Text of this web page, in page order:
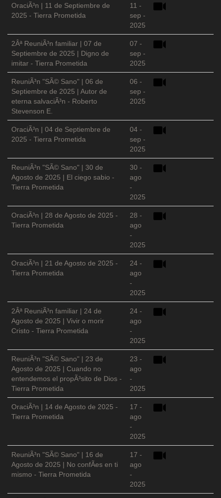
OraciÃ³n | 11 de Septiembre de
2025 - Tierra Prometida
11 -
sep -
2025
2Âª ReuniÃ³n familiar | 07 de
Septiembre de 2025 | Digno de
imitar - Tierra Prometida
07 -
sep -
2025
ReuniÃ³n "SÃ© Sano" | 06 de
Septiembre de 2025 | Autor de
eterna salvaciÃ³n - Roberto
Stevenson E.
06 -
sep -
2025
OraciÃ³n | 04 de Septiembre de
2025 - Tierra Prometida
04 -
sep -
2025
ReuniÃ³n "SÃ© Sano" | 30 de
Agosto de 2025 | El ciego sabio -
Tierra Prometida
30 -
ago
-
2025
OraciÃ³n | 28 de Agosto de 2025 -
Tierra Prometida
28 -
ago
-
2025
OraciÃ³n | 21 de Agosto de 2025 -
Tierra Prometida
24 -
ago
-
2025
2Âª ReuniÃ³n familiar | 24 de
Agosto de 2025 | Vivir o morir
Cristo - Tierra Prometida
24 -
ago
-
2025
ReuniÃ³n "SÃ© Sano" | 23 de
Agosto de 2025 | Cuando no
entendemos el propÃ³sito de Dios -
Tierra Prometida
23 -
ago
-
2025
OraciÃ³n | 14 de Agosto de 2025 -
Tierra Prometida
17 -
ago
-
2025
ReuniÃ³n "SÃ© Sano" | 16 de
Agosto de 2025 | No confÃ­es en ti
mismo - Tierra Prometida
17 -
ago
-
2025